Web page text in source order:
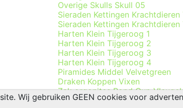
Overige Skulls Skull 05
Sieraden Kettingen Krachtdieren
Sieraden Kettingen Krachtdieren
Harten Klein Tijgeroog 1
Harten Klein Tijgeroog 2
Harten Klein Tijgeroog 3
Harten Klein Tijgeroog 4
Piramides Middel Velvetgreen
Draken Koppen Vixen
Zak orgonites Rond Cup
Draken Koppen Xavi
Wij gebruiken GEEN cookies voor